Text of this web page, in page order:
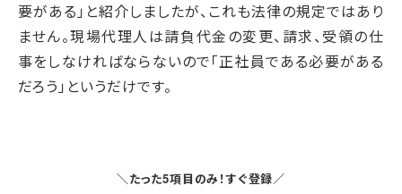
要がある」と紹介しましたが、これも法律の規定ではあり
ません。現場代理人は請負代金の変更、請求、受領の仕
事をしなければならないので「正社員である必要がある
だろう」というだけです。
＼たった5項目のみ！すぐ登録／